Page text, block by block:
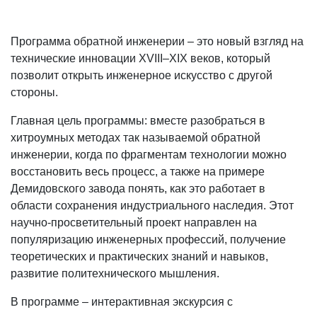
Программа обратной инженерии – это новый взгляд на
технические инновации XVIII–XIX веков, который
позволит открыть инженерное искусство с другой
стороны.
Главная цель программы: вместе разобраться в
хитроумных методах так называемой обратной
инженерии, когда по фрагментам технологии можно
восстановить весь процесс, а также на примере
Демидовского завода понять, как это работает в
области сохранения индустриального наследия. Этот
научно-просветительный проект направлен на
популяризацию инженерных профессий, получение
теоретических и практических знаний и навыков,
развитие политехнического мышления.
В программе – интерактивная экскурсия с